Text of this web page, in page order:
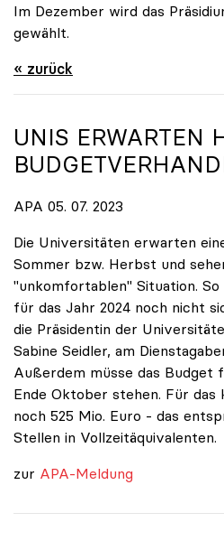
Im Dezember wird das
gewählt.
« zurück
UNIS ERWARTEN
APA 05. 07. 2023
Die Universitäten erwarten
Sommer bzw. Herbst und
"unkomfortablen" Situation. So
für das Jahr 2024 noch nicht
die Präsidentin der
Sabine Seidler, am
Außerdem müsse das Budget
Ende Oktober stehen. Für das
noch 525 Mio. Euro - das
Stellen in Vollzeitäquivalenten.
zur APA-Meldung